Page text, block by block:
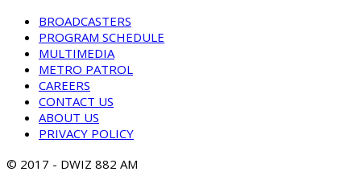
BROADCASTERS
PROGRAM SCHEDULE
MULTIMEDIA
METRO PATROL
CAREERS
CONTACT US
ABOUT US
PRIVACY POLICY
© 2017 - DWIZ 882 AM